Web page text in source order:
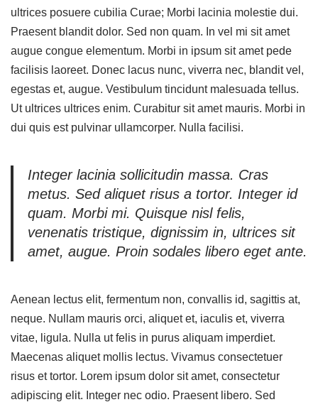
ultrices posuere cubilia Curae; Morbi lacinia molestie dui.
Praesent blandit dolor. Sed non quam. In vel mi sit amet
augue congue elementum. Morbi in ipsum sit amet pede
facilisis laoreet. Donec lacus nunc, viverra nec, blandit vel,
egestas et, augue. Vestibulum tincidunt malesuada tellus.
Ut ultrices ultrices enim. Curabitur sit amet mauris. Morbi in
dui quis est pulvinar ullamcorper. Nulla facilisi.
Integer lacinia sollicitudin massa. Cras
metus. Sed aliquet risus a tortor. Integer id
quam. Morbi mi. Quisque nisl felis,
venenatis tristique, dignissim in, ultrices sit
amet, augue. Proin sodales libero eget ante.
Aenean lectus elit, fermentum non, convallis id, sagittis at,
neque. Nullam mauris orci, aliquet et, iaculis et, viverra
vitae, ligula. Nulla ut felis in purus aliquam imperdiet.
Maecenas aliquet mollis lectus. Vivamus consectetuer
risus et tortor. Lorem ipsum dolor sit amet, consectetur
adipiscing elit. Integer nec odio. Praesent libero. Sed